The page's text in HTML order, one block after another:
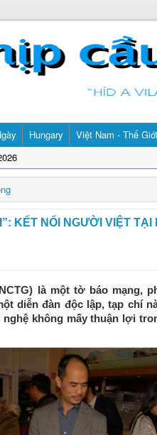
Hungary Việt Nam - Thế Giới
KẾT NỐI NGƯỜI VIỆT
là một tờ báo mạng,
diễn đàn độc lập, tạp chí
không mấy thuận lợi